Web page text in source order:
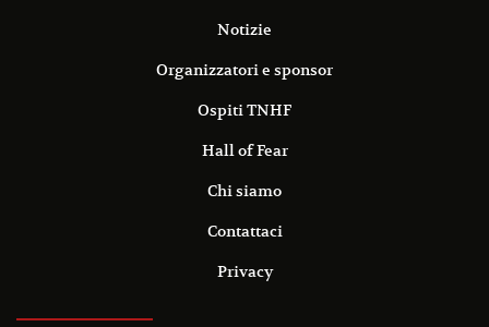
Notizie
Organizzatori e sponsor
Ospiti TNHF
Hall of Fear
Chi siamo
Contattaci
Privacy